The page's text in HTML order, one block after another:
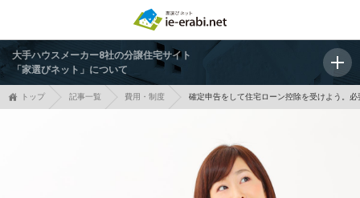
大手ハウスメーカー8社の分譲住宅サイト
「家選びネット」について
トップ 記事一覧 費用・制度 確定申告をして住宅ローン控除を受けよう。